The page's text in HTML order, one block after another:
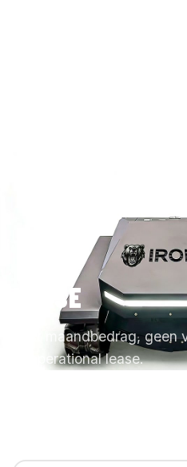
LEASE
Vast maandbedrag, geen
of operational lease.